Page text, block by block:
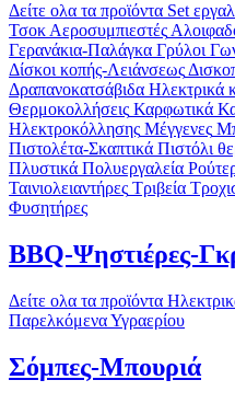
Δείτε ολα τα προϊόντα Set
Τσοκ Αεροσυμπιεστές
Γερανάκια-Παλάγκα Γρύλοι
Δίσκοι κοπής-Λειάνσεως
Δραπανοκατσάβιδα Ηλεκτρικά
Θερμοκολλήσεις Καρφωτικά
Ηλεκτροκόλλησης Μέγγενες
Πιστολέτα-Σκαπτικά Πιστόλι
Πλυστικά Πολυεργαλεία
Ταινιολειαντήρες Τριβεία
Φυσητήρες
BBQ-Ψηστιέρες-
Δείτε ολα τα προϊόντα
ΠαρελκόμεναΥγραερίου
Σόμπες-Μπουριά